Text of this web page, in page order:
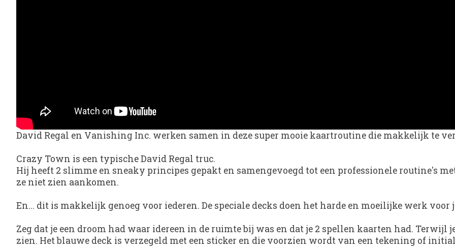
David Regal en Vanishing Inc. werken samen in deze super mooie kaartroutine die makkelijk te
Crazy Town is een typische David Regal truc.
Hij heeft 2 slimme en sneaky principes gepakt en samengevoegd tot een professionele routine's
ze niet zien aankomen.
En... dit is makkelijk genoeg voor iederen. De speciale decks doen het harde en moeilijke werk
Zeg dat je een droom had waar idereen in de ruimte bij was en dat je 2 spellen kaarten had. Terwijl
zien. Het blauwe deck is verzegeld met een sticker en die voorzien wordt van een tekening of